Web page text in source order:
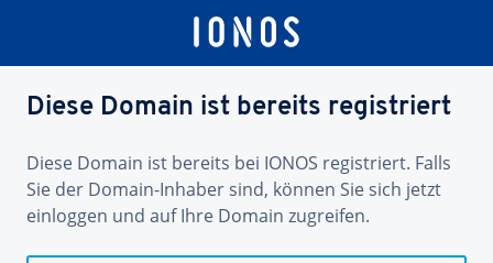
Diese Domain ist bereits registriert
Diese Domain ist bereits bei IONOS registriert. Falls
Sie der Domain-Inhaber sind, können Sie sich jetzt
einloggen und auf Ihre Domain zugreifen.